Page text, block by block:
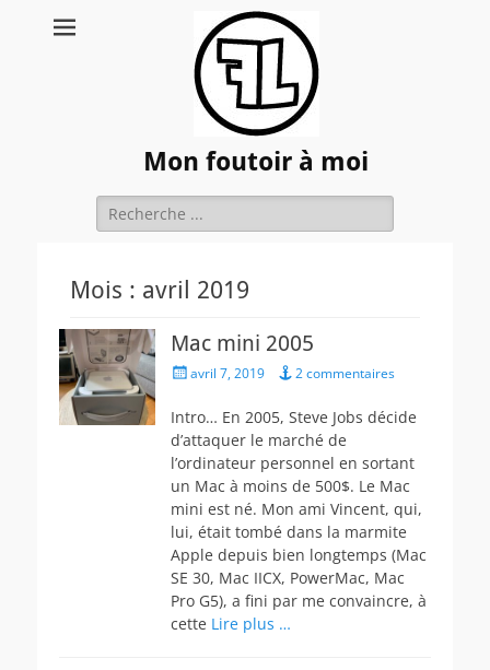
Mon foutoir à moi
Rechercher :
Mois : avril 2019
Mac mini 2005
Postedavril 7, 2019 2 commentaires
Intro… En 2005, Steve Jobs décide
d’attaquer le marché de
l’ordinateur personnel en sortant
un Mac à moins de 500$. Le Mac
mini est né. Mon ami Vincent, qui,
lui, était tombé dans la marmite
Apple depuis bien longtemps (Mac
SE 30, Mac IICX, PowerMac, Mac
Pro G5), a fini par me convaincre, à
cette Lire plus …